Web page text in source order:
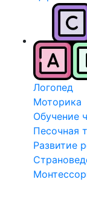
Логопед
Моторика
Обучение
Песочная
Развитие